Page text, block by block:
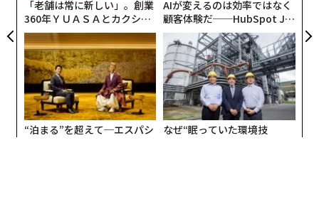
「老舗は常に新しい」。創業
360年ＹＵＡＳＡとカクシン
CEO田尻望が語る、AIを超え
る人の価値
AIが変えるのは効率ではなく
顧客体験だ──HubSpot Ja
panが語る「Grow Better」
な組織のつくり方
“泊まる”を超えて─エスパシ
なぜ“眠っていた環境技